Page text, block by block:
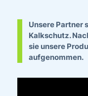
Unsere Partner
Kalkschutz.
sie unsere
aufgenommen.